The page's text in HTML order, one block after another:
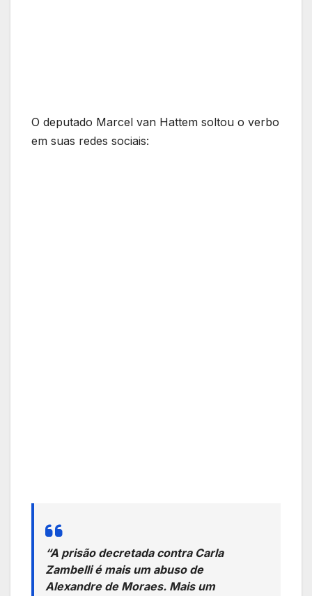
O deputado Marcel van Hattem soltou o verbo
em suas redes sociais:
“A prisão decretada contra Carla
Zambelli é mais um abuso de
Alexandre de Moraes. Mais um